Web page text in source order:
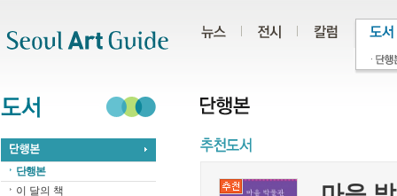
단행본
이 달의 책